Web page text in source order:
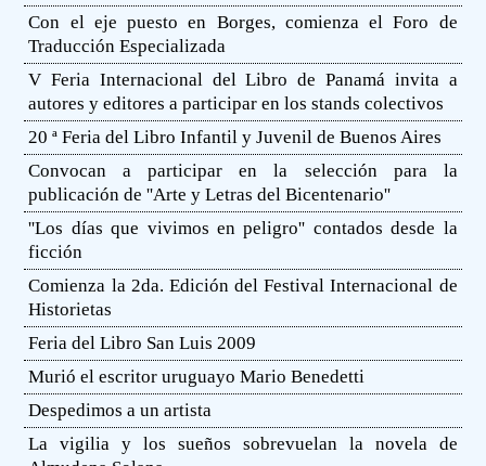
Con el eje puesto en Borges, comienza el Foro de
Traducción Especializada
V Feria Internacional del Libro de Panamá invita a
autores y editores a participar en los stands colectivos
20 ª Feria del Libro Infantil y Juvenil de Buenos Aires
Convocan a participar en la selección para la
publicación de ''Arte y Letras del Bicentenario''
''Los días que vivimos en peligro'' contados desde la
ficción
Comienza la 2da. Edición del Festival Internacional de
Historietas
Feria del Libro San Luis 2009
Murió el escritor uruguayo Mario Benedetti
Despedimos a un artista
La vigilia y los sueños sobrevuelan la novela de